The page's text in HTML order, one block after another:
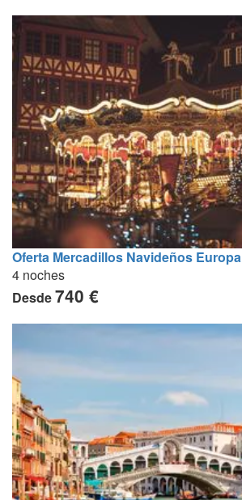
Oferta Mercadillos Navideños Europa
4 noches
Desde740 €